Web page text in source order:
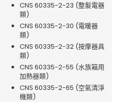
CNS 60335-2-23 (整髮電器
類)
CNS 60335-2-30 (電暖器
類)
CNS 60335-2-32 (按摩器具
類)
CNS 60335-2-55 (水族箱用
加熱器類)
CNS 60335-2-65 (空氣清淨
機類)